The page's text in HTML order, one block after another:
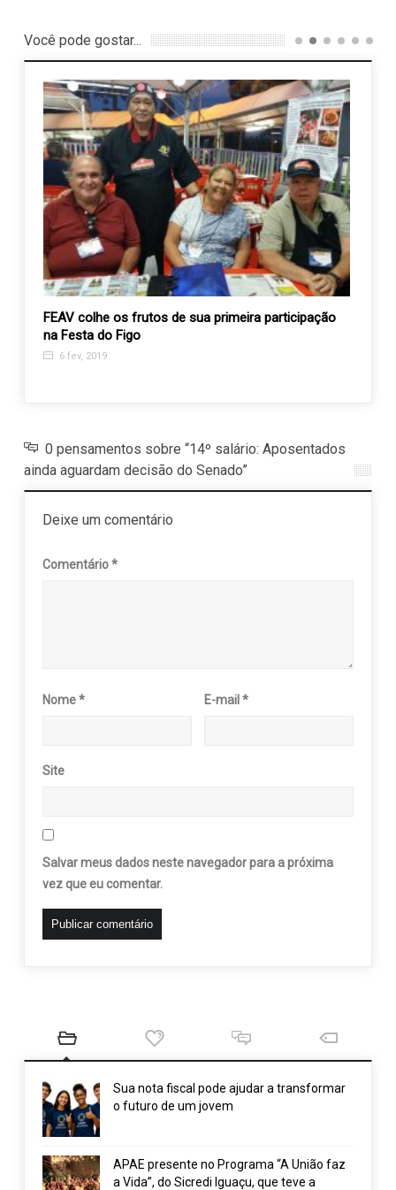
Você pode gostar...
FEAV colhe os frutos de sua primeira participação
na Festa do Figo
6 fev, 2019
0 pensamentos sobre “14º salário: Aposentados
ainda aguardam decisão do Senado”
Deixe um comentário
Comentário*
Nome* E-mail*
Site
Salvar meus dados neste navegador para a próxima
vez que eu comentar.
Sua nota fiscal pode ajudar a transformar
o futuro de um jovem
APAE presente no Programa “A União faz
a Vida”, do Sicredi Iguaçu, que teve a